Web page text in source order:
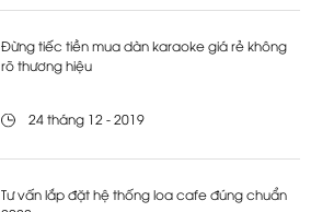
Đừng tiếc tiền mua dàn karaoke giá rẻ không
rõ thương hiệu
24 tháng 12 - 2019
Tư vấn lắp đặt hệ thống loa cafe đúng chuẩn